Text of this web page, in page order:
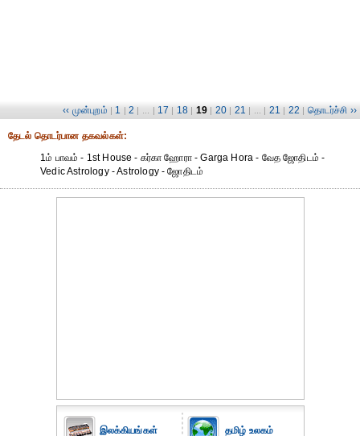
‹‹ முன்புறம் | 1 | 2 | ... | 17 | 18 | 19 | 20 | 21 | ... | 21 | 22 | தொடர்ச்சி ››
தேட‌ல் தொட‌ர்பான தகவ‌ல்க‌ள்:
1ம் பாவம் - 1st House - கர்கா ஹோரா - Garga Hora - வேத ஜோதிடம் -
Vedic Astrology - Astrology - ஜோதிடம்
இலக்கியங்கள் தமிழ் உலகம்